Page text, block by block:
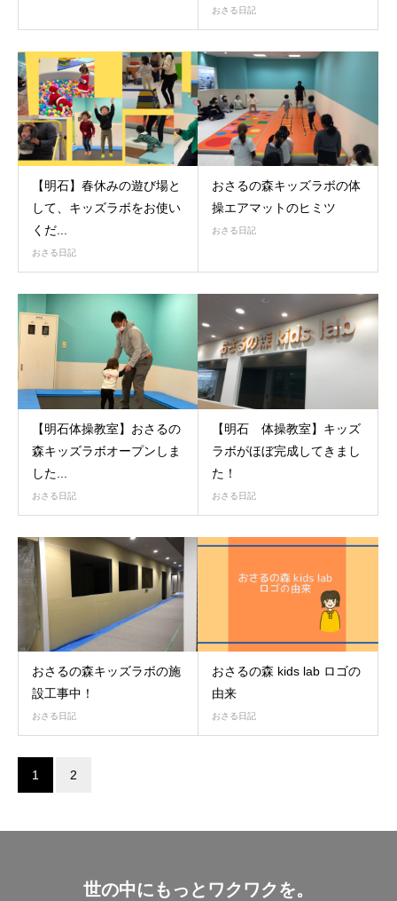
おさる日記
【明石】春休みの遊び場と
して、キッズラボをお使い
くだ...
おさる日記
おさるの森キッズラボの体
操エアマットのヒミツ
おさる日記
【明石体操教室】おさるの
森キッズラボオープンしま
した...
おさる日記
【明石 体操教室】キッズ
ラボがほぼ完成してきまし
た！
おさる日記
おさるの森キッズラボの施
設工事中！
おさる日記
おさるの森 kids lab ロゴの
由来
おさる日記
1 2
世の中にもっとワクワクを。